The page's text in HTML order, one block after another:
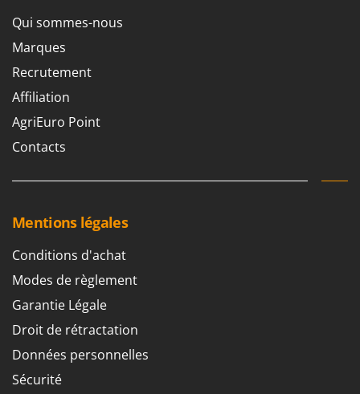
Qui sommes-nous
Marques
Recrutement
Affiliation
AgriEuro Point
Contacts
Mentions légales
Conditions d'achat
Modes de règlement
Garantie Légale
Droit de rétractation
Données personnelles
Sécurité